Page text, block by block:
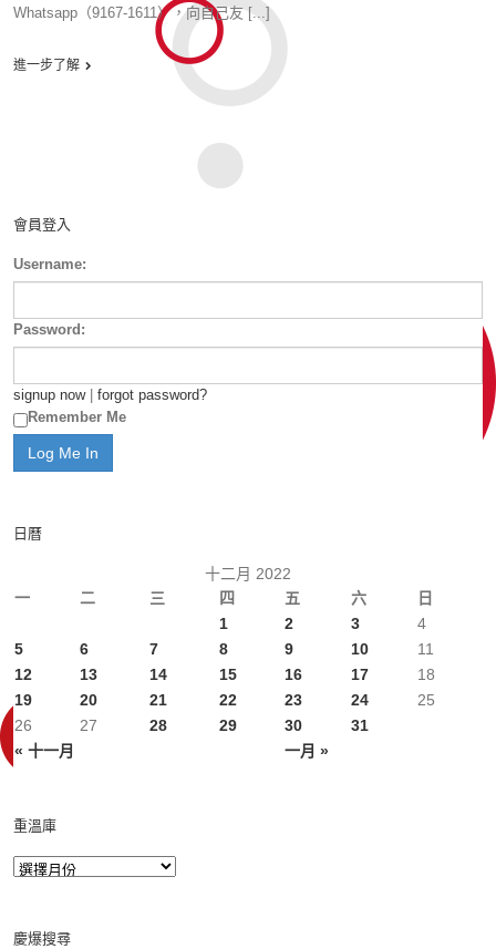
Whatsapp（9167-1611），向自己友 [...]
進一步了解
會員登入
Username:
Password:
signup now| forgot password?
Remember Me
日曆
十二月 2022
一
二 三 四 五 六 日
« 十一月 一月 »
1 2 3
4
5
6 7 8 9 10
11
12
13 14 15 16 17
18
19
20 21 22 23 24
25
26
27 28 29 30 31
重溫庫
慶爆搜尋